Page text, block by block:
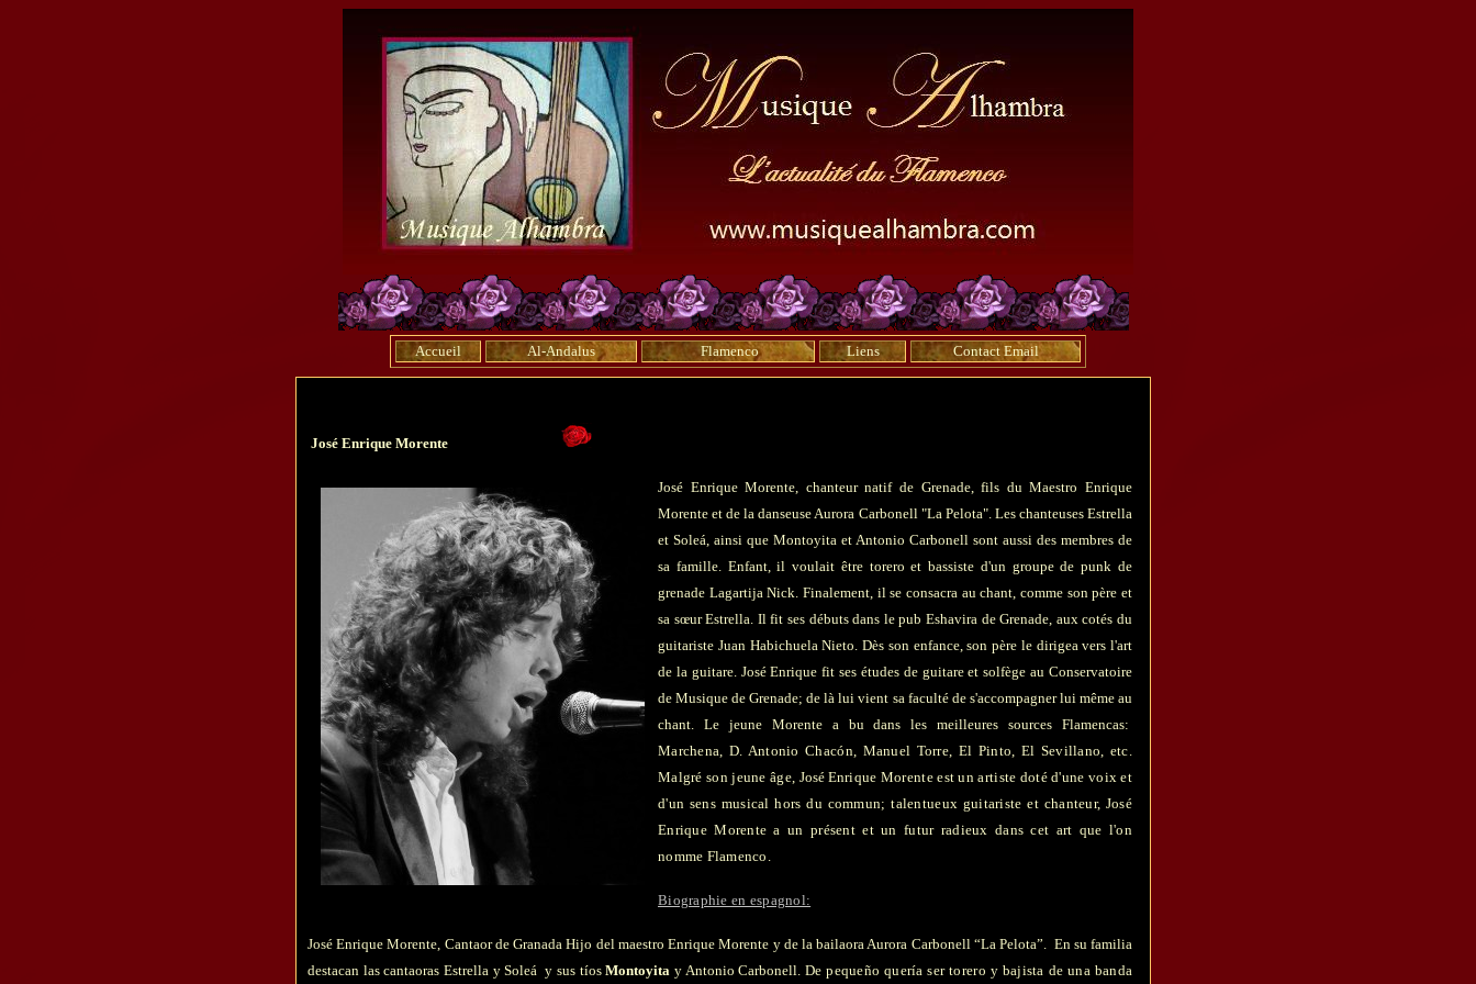
Accueil Al-Andalus Flamenco Liens Contact Email
José Enrique Morente
José Enrique Morente, chanteur natif de Grenade, fils du Maestro Enrique
Morente et de la danseuse Aurora Carbonell "La Pelota". Les chanteuses Estrella
et Soleá, ainsi que Montoyita et Antonio Carbonell sont aussi des membres de
sa famille. Enfant, il voulait être torero et bassiste d'un groupe de punk de
grenade Lagartija Nick. Finalement, il se consacra au chant, comme son père et
sa sœur Estrella. Il fit ses débuts dans le pub Eshavira de Grenade, aux cotés du
guitariste Juan Habichuela Nieto. Dès son enfance, son père le dirigea vers l'art
de la guitare. José Enrique fit ses études de guitare et solfège au Conservatoire
de Musique de Grenade; de là lui vient sa faculté de s'accompagner lui même au
chant. Le jeune Morente a bu dans les meilleures sources Flamencas:
Marchena, D. Antonio Chacón, Manuel Torre, El Pinto, El Sevillano, etc.
Malgré son jeune âge, José Enrique Morente est un artiste doté d'une voix et
d'un sens musical hors du commun; talentueux guitariste et chanteur, José
Enrique Morente a un présent et un futur radieux dans cet art que l'on
nomme Flamenco.
Biographie en espagnol:
José Enrique Morente, Cantaor de Granada Hijo del maestroEnrique Morente y de la bailaora Aurora Carbonell “La Pelota”. En su familia
destacan las cantaoras Estrella ySoleá y sus tíosMontoyita y Antonio Carbonell. De pequeño quería ser torero y bajista de una banda